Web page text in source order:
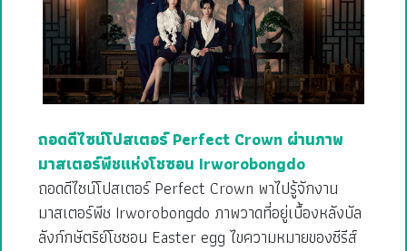
ถอดดีไซน์โปสเตอร์ Perfect Crown ผ่านภาพ
มาสเตอร์พีชแห่งโชซอน Irworobongdo
ถอดดีไซน์โปสเตอร์ Perfect Crown พาไปรู้จักงาน
มาสเตอร์พีช Irworobongdo ภาพวาดที่อยู่เบื้องหลังบัล
ลังก์กษัตริย์โชซอน Easter egg ไขความหมายของซีรีส์